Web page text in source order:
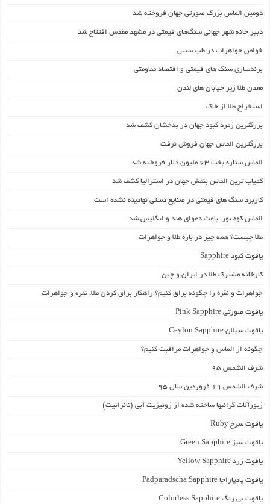
دومین الماس بزرگ صورتی جهان فروخته شد
دبیر خانه شهر جهانی سنگ‌های قیمتی در مشهد مقدس افتتاح شد
خواص جواهرات در طب سنتی
برندسازی سنگ های قیمتی و اقتصاد مقاومتی
معدن طلا زیر خیابان های لندن
استخراج طلا از خاک
بزرگترین زمرد کبود جهان در بدخشان کشف شد
بزرگترین الماس جهان فروش نرفت
الماس ستاره بخت ۶۳ ملیون دلار فروخته شد
کمیاب­ ترین الماس بنفش جهان در استرالیا کشف شد
کاربرد سنگ های قیمتی در صنایع دستی نهادینه نشده است
الماس کوه نور، باعث دعوای هند و انگلیس شد
طلا چیست؟ همه چیز در باره طلا و جواهرات
یاقوت کبود Sapphire
کارخانه‌ مشترک طلا در ایران و چین
جواهرات و نقره را چگونه براق کنیم؟ راهکار براق کردن طلا، نقره و جواهرات
یاقوت صورتی Pink Sapphire
یاقوت سیلان Ceylon Sapphire
چگونه از الماس و جواهرات مراقبت کنیم؟
شرف الشمس 95
شرف الشمس 19 فروردین سال 95
زیورآلات گرانبها ساخته شده از زوئیزیت آبی (تانزانیت)
یاقوت سرخ Ruby
یاقوت سبز Green Sapphire
یاقوت زرد Yellow Sapphire
یاقوت پادپاراجا Padparadscha Sapphire
یاقوت بی رنگ Colorless Sapphire